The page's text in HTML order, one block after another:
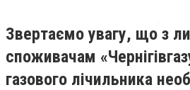
Звертаємо увагу, що з
споживачам
газового лічильника